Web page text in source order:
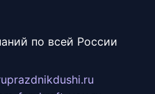
по всей России
prazdnikdushi.ru